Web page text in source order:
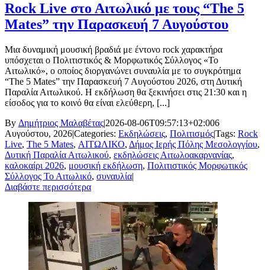
Rock Live στο Αιτωλικό με τους “The 5
Mates” την Παρασκευή 7 Αυγούστου
Μια δυναμική μουσική βραδιά με έντονο rock χαρακτήρα
υπόσχεται ο Πολιτιστικός & Μορφωτικός Σύλλογος «Το
Αιτωλικό», ο οποίος διοργανώνει συναυλία με το συγκρότημα
“The 5 Mates” την Παρασκευή 7 Αυγούστου 2026, στη Δυτική
Παραλία Αιτωλικού. Η εκδήλωση θα ξεκινήσει στις 21:30 και η
είσοδος για το κοινό θα είναι ελεύθερη, [...]
By Δημήτριος Μαλαβέτας|2026-08-06T09:57:13+02:006
Αυγούστου, 2026|Categories: Εκδηλώσεις, Πολιτισμός|Tags: Rock
Live, The 5 Mates, ΑΙΤΩΛΙΚΟ, Δήμος Ιερής Πόλης Μεσολογγίου,
Δυτική Παραλία Αιτωλικού, εκδηλώσεις Αιτωλοακαρνανίας,
καλοκαίρι 2026, μουσική εκδήλωση, Πολιτιστικός Μορφωτικός
Σύλλογος Το Αιτωλικό, συναυλία|
Διαβάστε περισσότερα